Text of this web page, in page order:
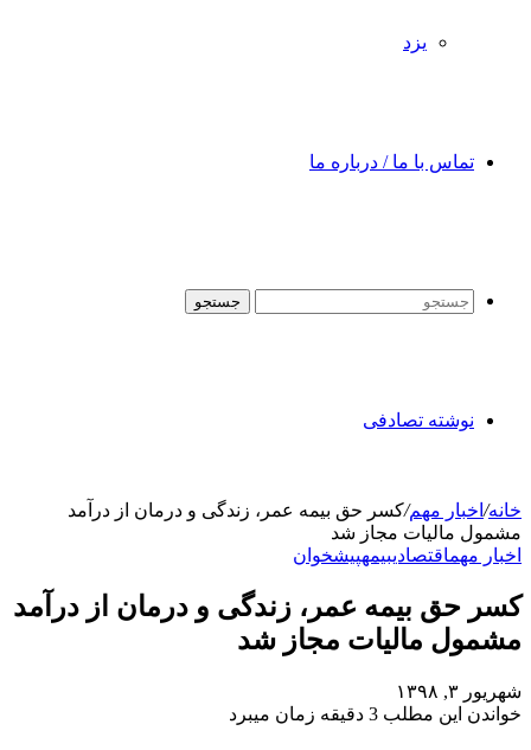
یزد
تماس با ما / درباره ما
جستجو
نوشته تصادفی
خانه/ اخبار مهم/کسر حق بیمه‌ عمر، زندگی و درمان از درآمد
مشمول مالیات مجاز شد
اخبار مهماقتصادیبیمهپیشخوان
کسر حق بیمه‌ عمر، زندگی و درمان از درآمد
مشمول مالیات مجاز شد
شهریور ۳, ۱۳۹۸
خواندن این مطلب 3 دقیقه زمان میبرد